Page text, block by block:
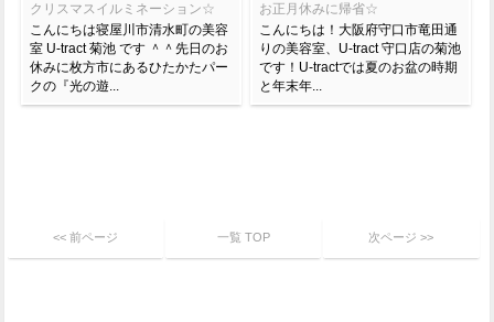
クリスマスイルミネーション☆
こんにちは寝屋川市清水町の美容
室 U-tract 菊池 です ＾＾先日のお
休みに枚方市にあるひたかたパー
クの『光の遊...
お正月休みに帰省☆
こんにちは！大阪府守口市竜田通
りの美容室、U-tract 守口店の菊池
です！U-tractでは夏のお盆の時期
と年末年...
<< 前ページ 一覧 TOP 次ページ >>